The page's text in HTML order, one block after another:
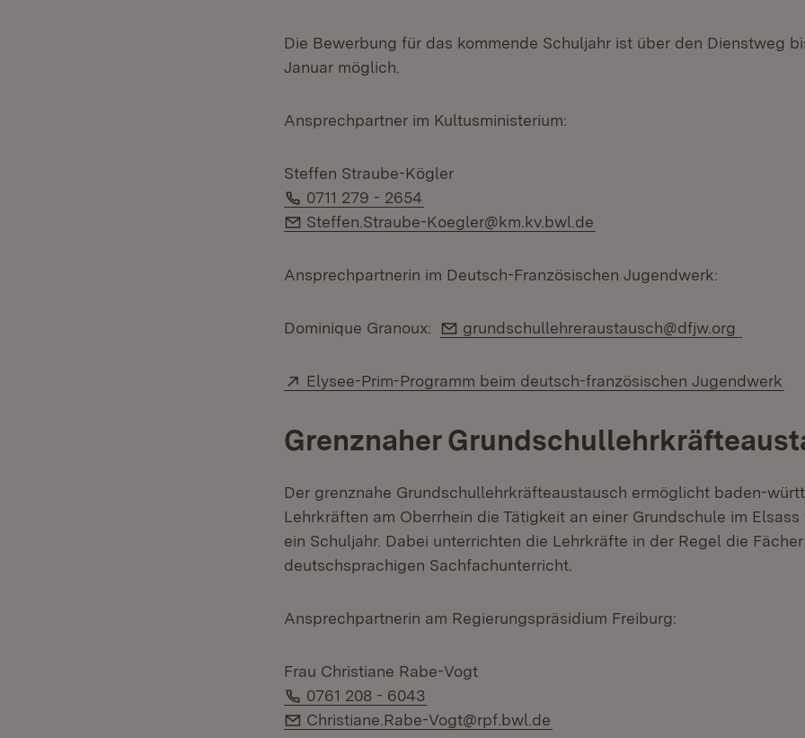
Die Bewerbung für das kommende Schuljahr ist über den Dienstweg
Januar möglich.
Ansprechpartner im Kultusministerium:
Steffen Straube-Kögler
Telefon:
0711 279 - 2654
E-Mail:
Steffen.Straube-Koegler@km.kv.bwl.de
Ansprechpartnerin im Deutsch-Französischen Jugendwerk:
Dominique Granoux: E-Mail:
grundschullehreraustausch@dfjw.org
Extern:
Elysee-Prim-Programm beim deutsch-französischen Jugendwerk
Grenznaher
Der grenznahe Grundschullehrkräfteaustausch ermöglicht baden-
Lehrkräften am Oberrhein die Tätigkeit an einer Grundschule im
ein Schuljahr. Dabei unterrichten die Lehrkräfte in der Regel die
deutschsprachigen Sachfachunterricht.
Ansprechpartnerin am Regierungspräsidium Freiburg:
Frau Christiane Rabe-Vogt
Telefon:
0761 208 - 6043
E-Mail:
Christiane.Rabe-Vogt@rpf.bwl.de